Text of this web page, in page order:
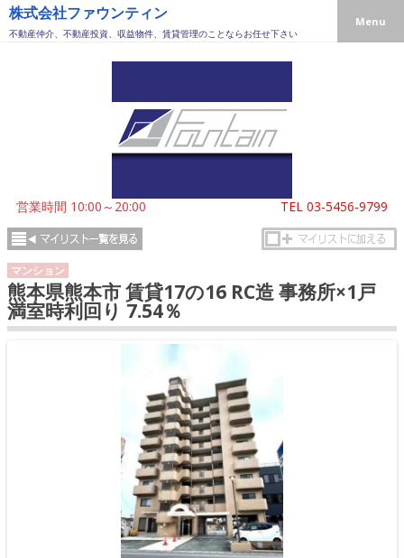
株式会社ファウンティン
不動産仲介、不動産投資、収益物件、賃貸管理のことならお任せ下さい
営業時間 10:00～20:00 TEL 03-5456-9799
Menu
マンション
熊本県熊本市 賃貸17の16 RC造 事務所×1戸
満室時利回り 7.54％